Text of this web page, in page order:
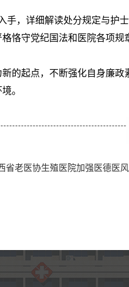
，详细解读处分规定与护
恪守党纪国法和医院各项规
起点，不断强化自身廉政
。
省老医协生殖医院加强医德医